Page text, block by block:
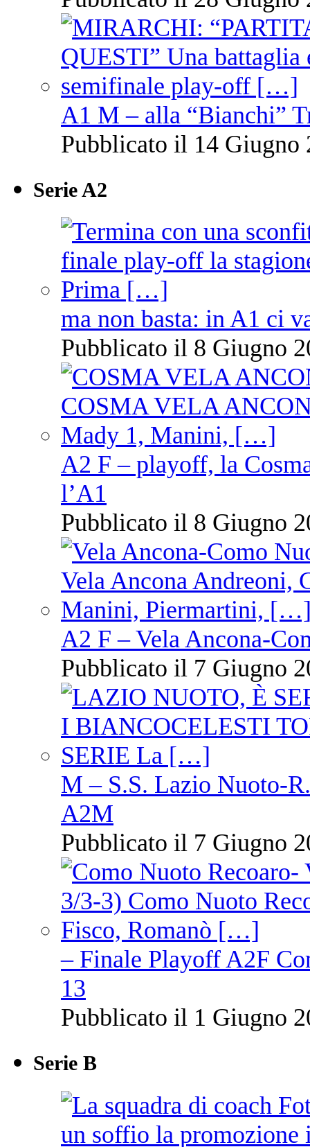
A1 M – alla “Bianchi”
Pubblicato il 14 Giugno
Serie A2
ma non basta: in A1 ci
Pubblicato il 8 Giugno
A2 F – playoff, la
l’A1
Pubblicato il 8 Giugno
A2 F – Vela Ancona-
Pubblicato il 7 Giugno
M – S.S. Lazio Nuoto-
A2M
Pubblicato il 7 Giugno
– Finale Playoff A2F
13
Pubblicato il 1 Giugno
Serie B